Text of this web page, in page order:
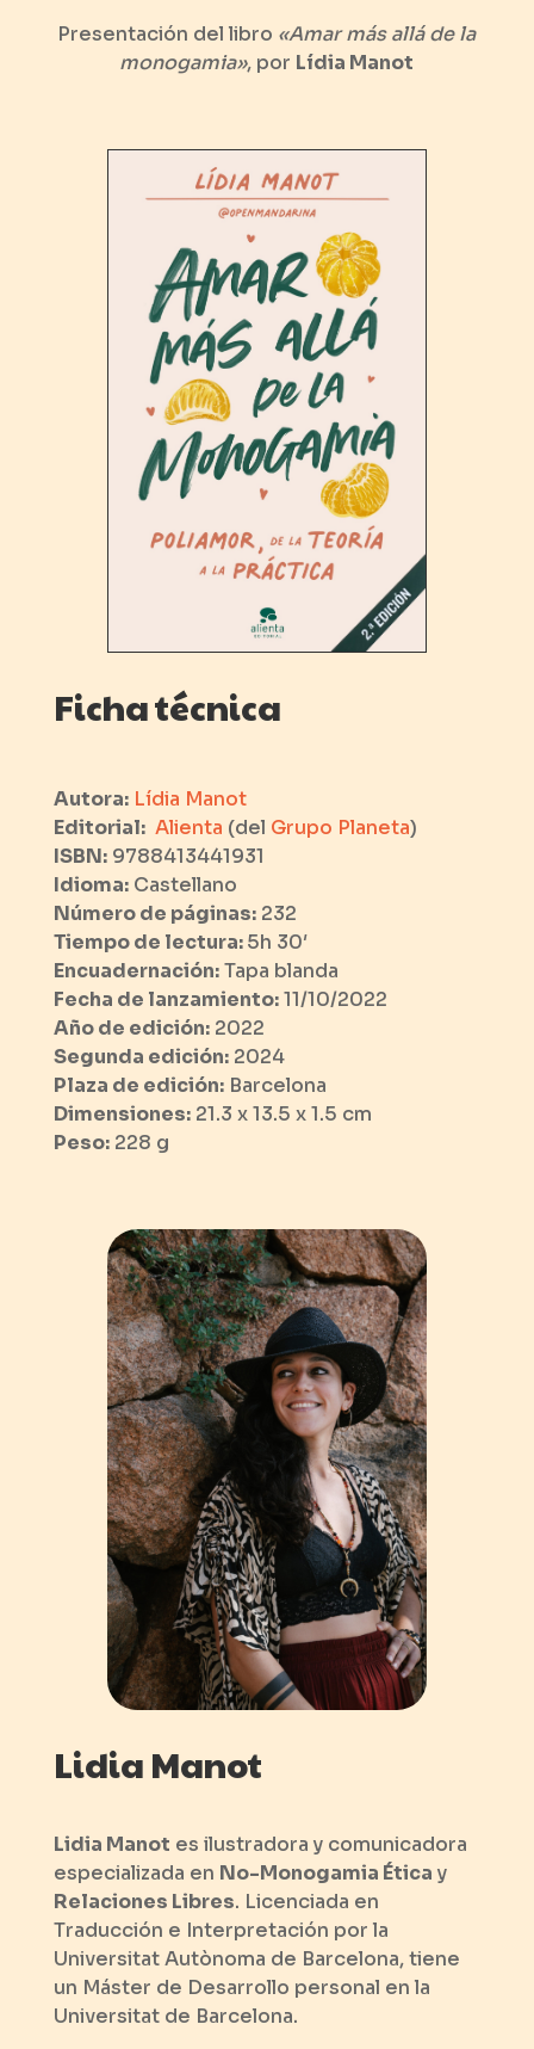
Presentación del libro «Amar más allá de la
monogamia», por Lídia Manot
Ficha técnica
Autora: Lídia Manot
Editorial: Alienta (del Grupo Planeta)
ISBN: 9788413441931
Idioma: Castellano
Número de páginas: 232
Tiempo de lectura:5h 30′
Encuadernación: Tapa blanda
Fecha de lanzamiento: 11/10/2022
Año de edición: 2022
Segunda edición:2024
Plaza de edición: Barcelona
Dimensiones: 21.3 x13.5 x1.5 cm
Peso: 228 g
Lidia Manot
Lidia Manot es ilustradora y comunicadora
especializada en No-Monogamia Ética y
Relaciones Libres. Licenciada en
Traducción e Interpretación por la
Universitat Autònoma de Barcelona, tiene
un Máster de Desarrollo personal en la
Universitat de Barcelona.